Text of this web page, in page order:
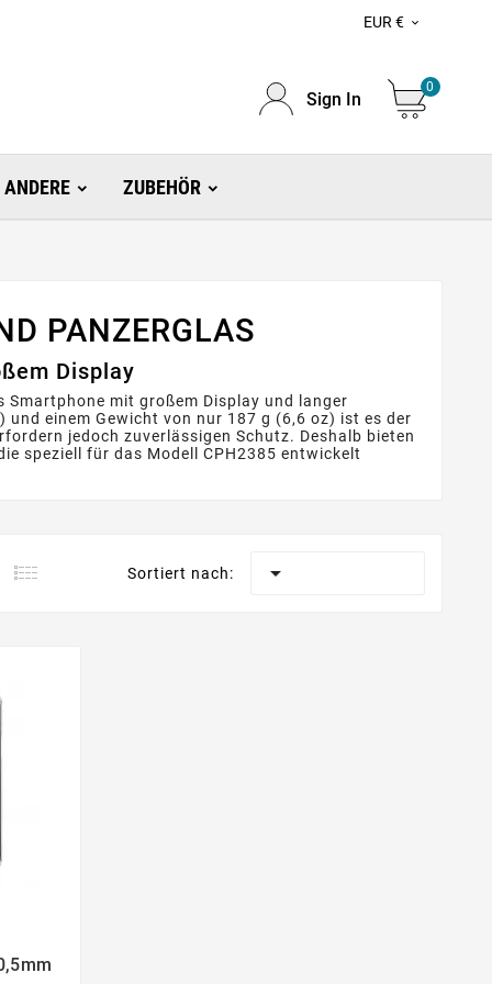
EUR € 
Sign In
0
ANDERE ZUBEHÖR
PANZERGLAS
Display
mit großem Display und langer
einem Gewicht von nur 187 g (6,6 oz) ist es der
jedoch zuverlässigen Schutz. Deshalb bieten
speziell für das Modell CPH2385 entwickelt
Sortiert nach: 